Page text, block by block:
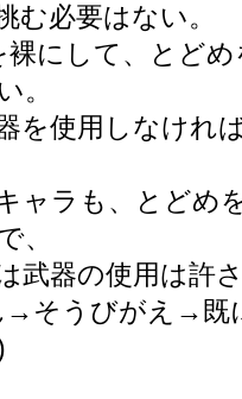
む必要はない。
裸にして、とど
。
を使用しなけれ
ャラも、とどめ
、
武器の使用は許
→そうびがえ→既